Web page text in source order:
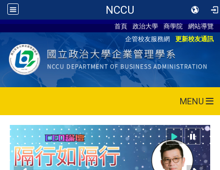
NCCU
首頁 政治大學 商學院
網站導覽
企管校友服務網
更新校友通訊
MENU